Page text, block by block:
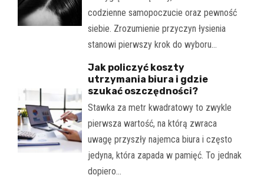
codzienne samopoczucie oraz pewność
siebie. Zrozumienie przyczyn łysienia
stanowi pierwszy krok do wyboru…
Jak policzyć koszty
utrzymania biura i gdzie
szukać oszczędności?
Stawka za metr kwadratowy to zwykle
pierwsza wartość, na którą zwraca
uwagę przyszły najemca biura i często
jedyna, która zapada w pamięć. To jednak
dopiero…